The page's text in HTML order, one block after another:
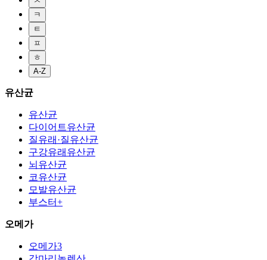
ㅋ
ㅌ
ㅍ
ㅎ
A-Z
유산균
유산균
다이어트유산균
질유래·질유산균
구강유래유산균
뇌유산균
코유산균
모발유산균
부스터+
오메가
오메가3